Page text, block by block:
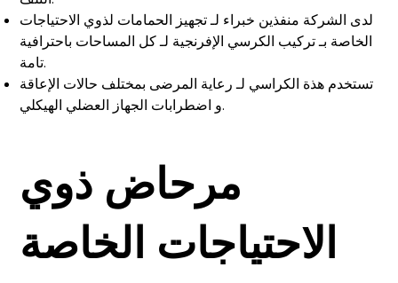
لدى الشركة منفذين خبراء لـ تجهيز الحمامات لذوي الاحتياجات
الخاصة بـ تركيب الكرسي الإفرنجية لـ كل المساحات باحترافية
تامة.
تستخدم هذة الكراسي لـ رعاية المرضى بمختلف حالات الإعاقة
و اضطرابات الجهاز العضلي الهيكلي.
مرحاض ذوي
الاحتياجات الخاصة